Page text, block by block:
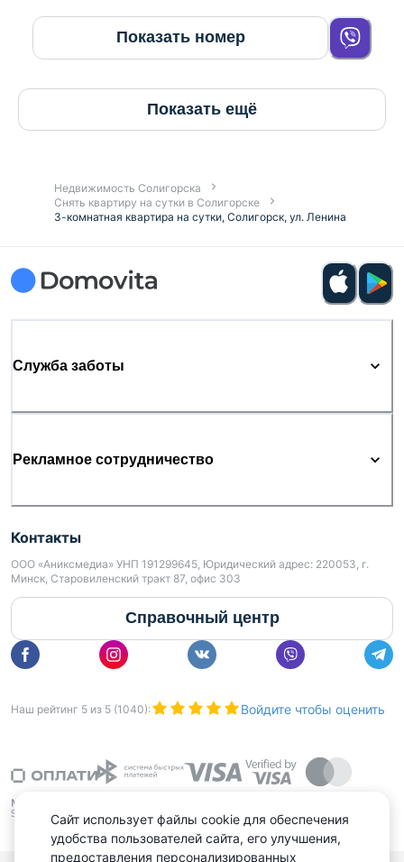
Показать номер
Показать ещё
Недвижимость Солигорска
Снять квартиру на сутки в Солигорске
3-комнатная квартира на сутки, Солигорск, ул. Ленина
Служба заботы
Рекламное сотрудничество
Контакты
ООО «Аниксмедиа» УНП 191299645, Юридический адрес: 220053, г.
Минск, Старовиленский тракт 87, офис 303
Справочный центр
Наш рейтинг 5 из 5 (1040): Войдите чтобы оценить
Сайт использует файлы cookie для обеспечения
удобства пользователей сайта, его улучшения,
предоставления персонализированных